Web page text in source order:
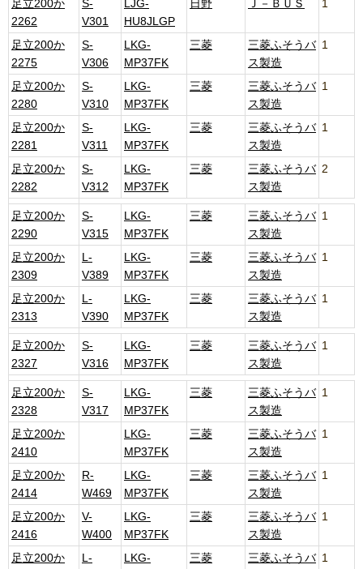
足立200か
2262
S-
V301
LJG-
HU8JLGP
日野 Ｊ－ＢＵＳ 1
足立200か
2275
S-
V306
LKG-
MP37FK
三菱
三菱ふそうバ
ス製造
1
足立200か
2280
S-
V310
LKG-
MP37FK
三菱
三菱ふそうバ
ス製造
1
足立200か
2281
S-
V311
LKG-
MP37FK
三菱
三菱ふそうバ
ス製造
1
足立200か
2282
S-
V312
LKG-
MP37FK
三菱
三菱ふそうバ
ス製造
2
足立200か
2290
S-
V315
LKG-
MP37FK
三菱
三菱ふそうバ
ス製造
1
足立200か
2309
L-
V389
LKG-
MP37FK
三菱
三菱ふそうバ
ス製造
1
足立200か
2313
L-
V390
LKG-
MP37FK
三菱
三菱ふそうバ
ス製造
1
足立200か
2327
S-
V316
LKG-
MP37FK
三菱
三菱ふそうバ
ス製造
1
足立200か
2328
S-
V317
LKG-
MP37FK
三菱
三菱ふそうバ
ス製造
1
足立200か
2410
LKG-
MP37FK
三菱
三菱ふそうバ
ス製造
1
足立200か
2414
R-
W469
LKG-
MP37FK
三菱
三菱ふそうバ
ス製造
1
足立200か
2416
V-
W400
LKG-
MP37FK
三菱
三菱ふそうバ
ス製造
1
足立200か
L-
LKG-
三菱
三菱ふそうバ 1